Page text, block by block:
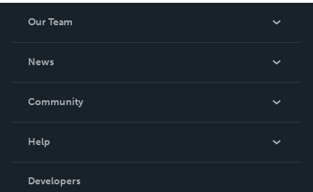
Our Team
News
In The News
Community
Podcast
Help
Order Lookup
Developers